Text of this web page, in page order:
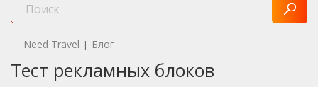
Need Travel | Блог
Тест рекламных блоков